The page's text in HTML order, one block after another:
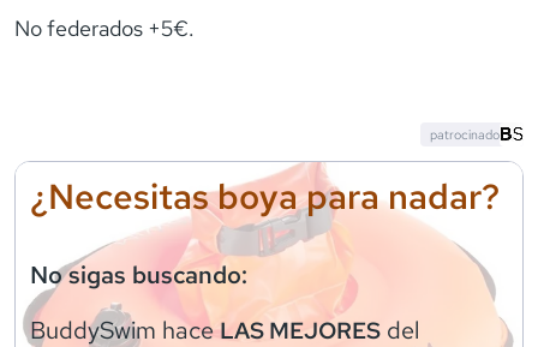
No federados +5€.
¿Necesitas boya para nadar?
No sigas buscando:
BuddySwim haceLAS MEJORES del
patrocinado